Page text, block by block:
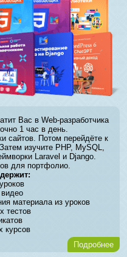
Вас в Web-разработчика
1 час в день.
сайтов. Потом перейдёте к
изучите PHP, MySQL,
Laravel и Django.
для портфолио.
материала из уроков
тестов
курсов
Подробнее